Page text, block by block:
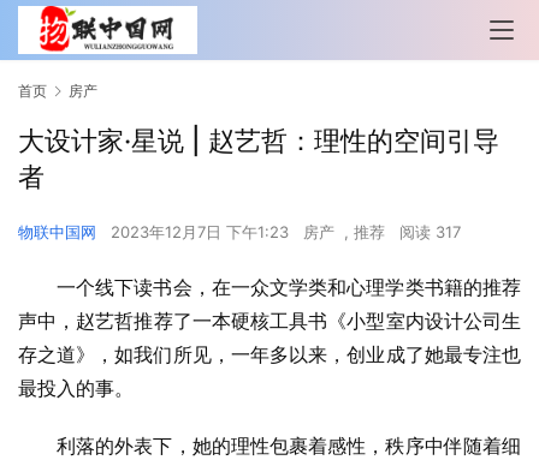
首页 房产
大设计家·星说 | 赵艺哲：理性的空间引导
者
物联中国网 2023年12月7日 下午1:23 房产 , 推荐 阅读 317
一个线下读书会，在一众文学类和心理学类书籍的推荐
声中，赵艺哲推荐了一本硬核工具书《小型室内设计公司生
存之道》，如我们所见，一年多以来，创业成了她最专注也
最投入的事。
利落的外表下，她的理性包裹着感性，秩序中伴随着细